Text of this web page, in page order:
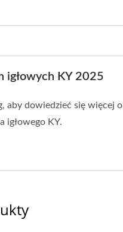
igłowych KY 2025
aby dowiedzieć się więcej o
igłowego KY.